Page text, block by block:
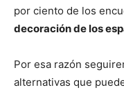
por ciento de los
decoración de los
Por esa razón
alternativas que